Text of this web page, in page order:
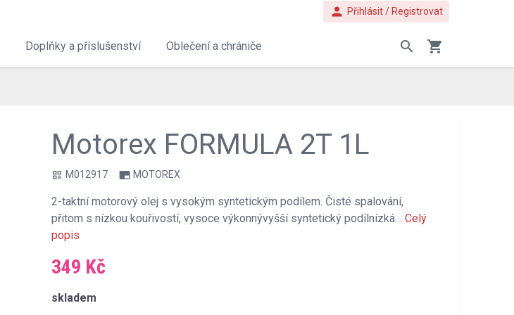
person Přihlásit / Registrovat
Doplňky a příslušenství Oblečení a chrániče search shopping_cart
Motorex FORMULA 2T 1L
qr_code M012917 branding_watermark MOTOREX
2-taktní motorový olej s vysokým syntetickým podílem. Čisté spalování,
přitom s nízkou kouřivostí, vysoce výkonnývyšší syntetický podílnízká… Celý
popis
349 Kč
skladem